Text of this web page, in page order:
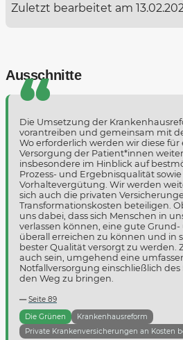
Zuletzt bearbeitet am
Ausschnitte
Die Umsetzung der
vorantreiben und gemeinsam mit
Wo erforderlich werden wir diese
Versorgung der Patient*innen
insbesondere im Hinblick auf
Prozess- und Ergebnisqualität
Vorhaltevergütung. Wir werden
sich auch die privaten
Transformationskosten beteiligen.
uns dabei, dass sich Menschen in
verlassen können, eine gute
überall erreichen zu können und in
bester Qualität versorgt zu werden.
auch sein, umgehend eine
Notfallversorgung einschließlich
den Weg zu bringen.
Seite 89
Die Grünen
Krankenhausreform
Private Krankenversicherungen an Kosten